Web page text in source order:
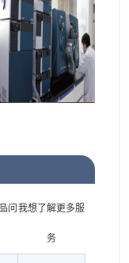
问 我想了解更多服
务